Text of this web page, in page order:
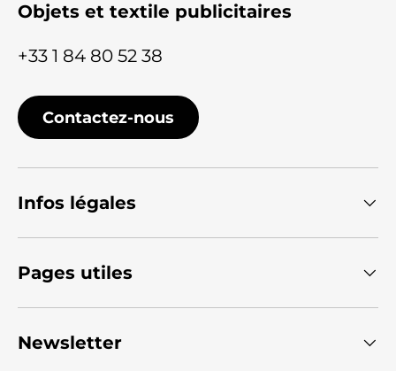
Objets et textile publicitaires
+33 1 84 80 52 38
Contactez-nous
Infos légales
Pages utiles
Newsletter